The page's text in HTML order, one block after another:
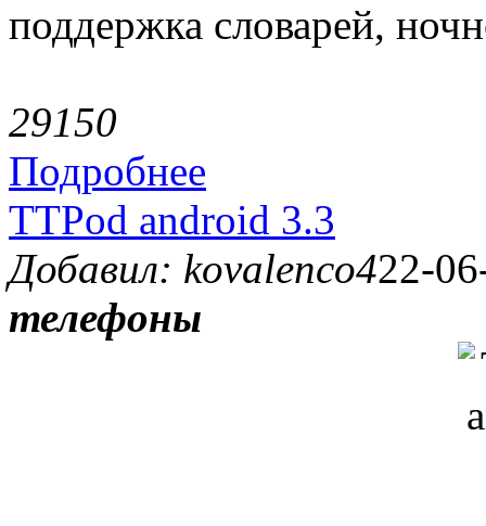
поддержка словарей,
29150
Подробнее
TTPod android 3.3
Добавил: kovalenco422-
телефоны